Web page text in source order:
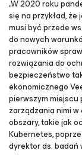
„W 2020 roku
się na przykład,
musi być przede
do nowych
pracowników
rozwiązania do
bezpieczeństwo
ekonomicznego
pierwszym
zarządzania nimi
obszary, takie jak
Kubernetes,
dyrektor ds. badań